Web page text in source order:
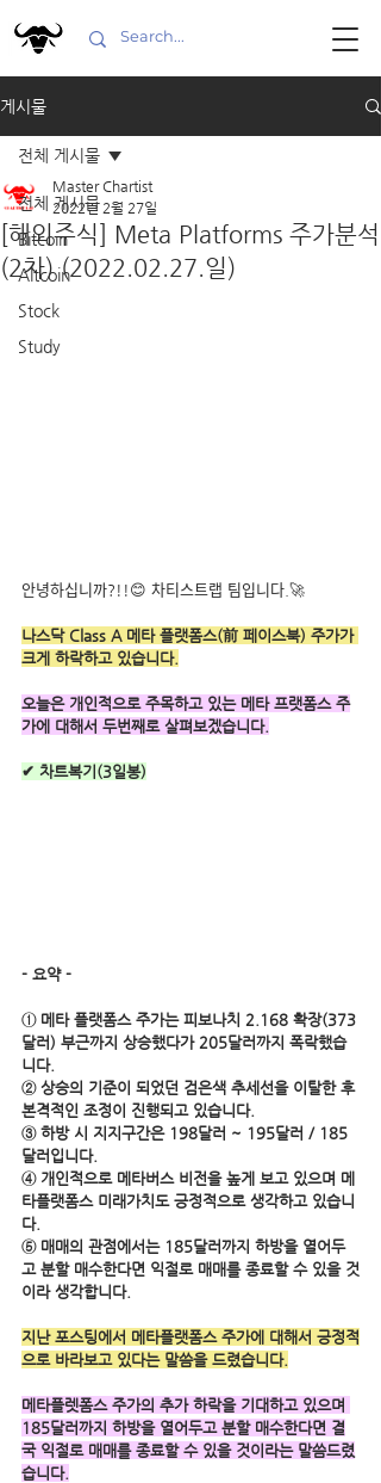
게시물
전체 게시물
Bitcoin
Altcoin
Stock
Study
전체 게시물
[해외주식] Meta Platforms 주가분석
(2차) (2022.02.27.일)
Master Chartist
2022년 2월 27일
안녕하십니까?!!😊 차티스트랩 팀입니다.🚀
나스닥 Class A 메타 플랫폼스(前 페이스북) 주가가
크게 하락하고 있습니다.
오늘은 개인적으로 주목하고 있는 메타 프랫폼스 주
가에 대해서 두번째로 살펴보겠습니다.
✔ 차트복기(3일봉)
- 요약 -
① 메타 플랫폼스 주가는 피보나치 2.168 확장(373
달러) 부근까지 상승했다가 205달러까지 폭락했습
니다.
② 상승의 기준이 되었던 검은색 추세선을 이탈한 후
본격적인 조정이 진행되고 있습니다.
③ 하방 시 지지구간은 198달러 ~ 195달러 / 185
달러입니다.
④ 개인적으로 메타버스 비전을 높게 보고 있으며 메
타플랫폼스 미래가치도 긍정적으로 생각하고 있습니
다.
⑤ 매매의 관점에서는 185달러까지 하방을 열어두
고 분할 매수한다면 익절로 매매를 종료할 수 있을 것
이라 생각합니다.
지난 포스팅에서 메타플랫폼스 주가에 대해서 긍정적
으로 바라보고 있다는 말씀을 드렸습니다.
메타플렛폼스 주가의 추가 하락을 기대하고 있으며
185달러까지 하방을 열어두고 분할 매수한다면 결
국 익절로 매매를 종료할 수 있을 것이라는 말씀드렸
습니다.